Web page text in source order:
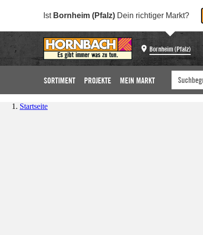
Ist Bornheim (Pfalz) Dein richtiger Markt?
Bornheim (Pfalz)
SORTIMENT PROJEKTE MEIN MARKT
Startseite